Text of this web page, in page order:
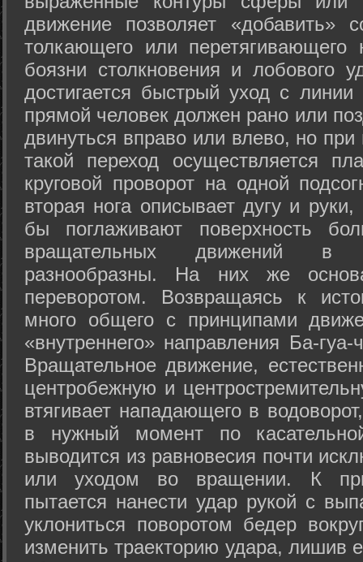
движение позволяет «добавить»
толкающего или перетягивающего
боязни столкновения и лобового
достигается быстрый уход с
прямой человек должен рано или
двинуться вправо или влево, но
такой переход осуществляется
круговой проворот на одной
вторая нога описывает дугу и
бы поглаживают поверхность
вращательных движений в
разнообразны. На них же
переворотом. Возвращаясь к
много общего с принципами
«внутреннего» направления Ба-
Вращательное движение,
центробежную и
втягивает нападающего в
в нужный момент по
выводится из равновесия почти
или уходом во вращении. К
пытается нанести удар рукой с
уклониться поворотом бедер
изменить траекторию удара, лишив